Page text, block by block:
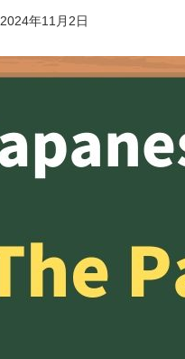
2024年11月2日